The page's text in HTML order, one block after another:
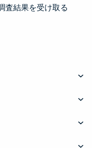
査結果を受け取る